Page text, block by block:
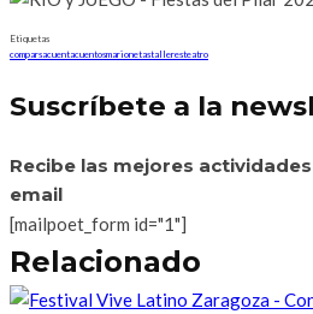
Etiquetas
comparsacuentacuentosmarionetastalleresteatro
Suscríbete a la
Recibe las mejores
email
[mailpoet_form id="1"]
Relacionado